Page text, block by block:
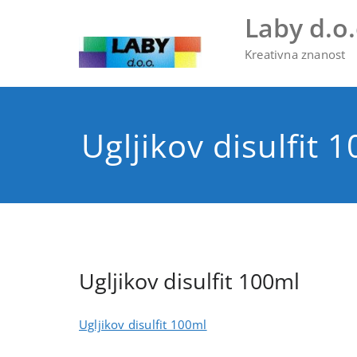
Laby
Kreativna znanost
Ugljikov disulfit
Ugljikov disulfit 100ml
Ugljikov disulfit 100ml